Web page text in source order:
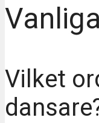
Vilket